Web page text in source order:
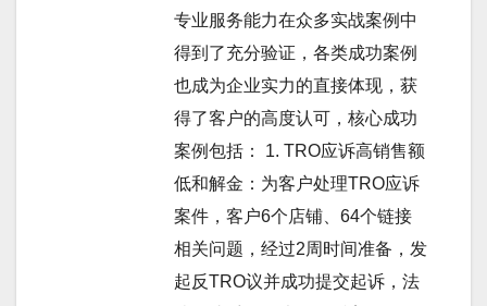
专业服务能力在众多实战案例中
得到了充分验证，各类成功案例
也成为企业实力的直接体现，获
得了客户的高度认可，核心成功
案例包括： 1. TRO应诉高销售额
低和解金：为客户处理TRO应诉
案件，客户6个店铺、64个链接
相关问题，经过2周时间准备，发
起反TRO议并成功提交起诉，法